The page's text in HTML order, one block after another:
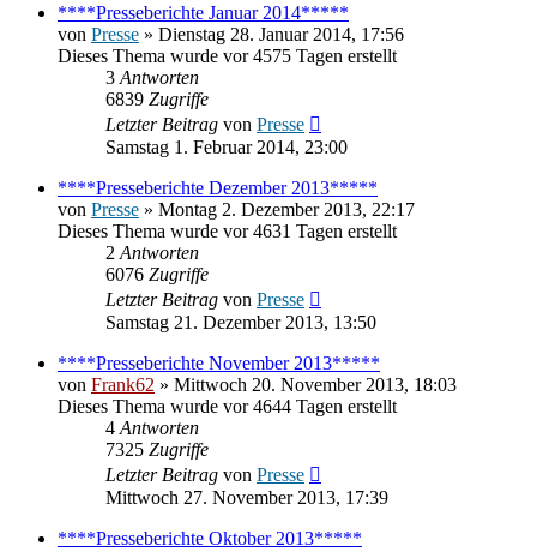
****Presseberichte Januar 2014*****
von Presse » Dienstag 28. Januar 2014, 17:56
Dieses Thema wurde vor 4575 Tagen erstellt
3 Antworten
6839 Zugriffe
Letzter Beitrag von Presse
Samstag 1. Februar 2014, 23:00
****Presseberichte Dezember 2013*****
von Presse » Montag 2. Dezember 2013, 22:17
Dieses Thema wurde vor 4631 Tagen erstellt
2 Antworten
6076 Zugriffe
Letzter Beitrag von Presse
Samstag 21. Dezember 2013, 13:50
****Presseberichte November 2013*****
von Frank62 » Mittwoch 20. November 2013, 18:03
Dieses Thema wurde vor 4644 Tagen erstellt
4 Antworten
7325 Zugriffe
Letzter Beitrag von Presse
Mittwoch 27. November 2013, 17:39
****Presseberichte Oktober 2013*****